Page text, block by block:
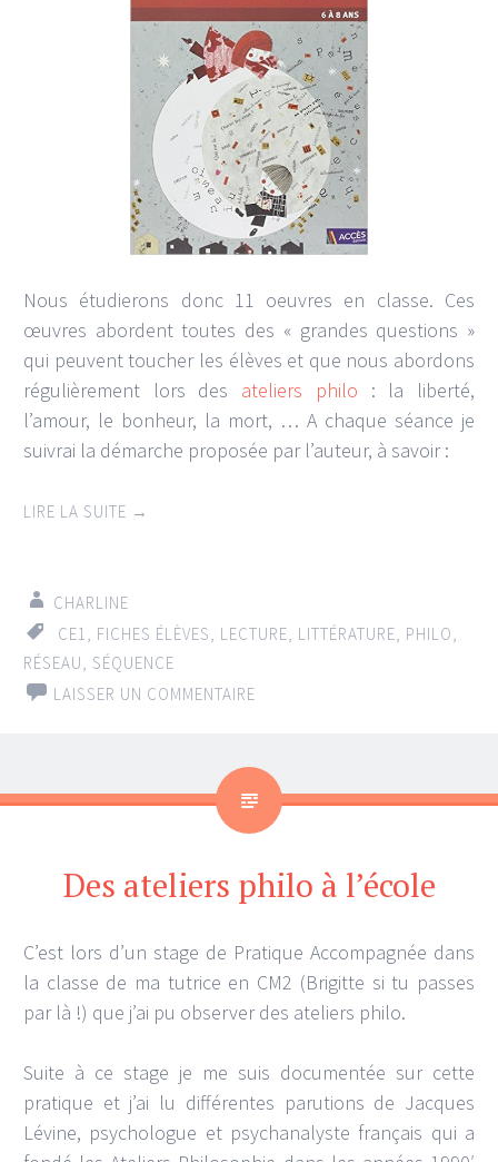
Nous étudierons donc 11 oeuvres en classe. Ces
œuvres abordent toutes des « grandes questions »
qui peuvent toucher les élèves et que nous abordons
régulièrement lors des ateliers philo : la liberté,
l’amour, le bonheur, la mort, … A chaque séance je
suivrai la démarche proposée par l’auteur, à savoir :
LIRE LA SUITE →
CHARLINE
CE1, FICHES ÉLÈVES, LECTURE, LITTÉRATURE, PHILO,
RÉSEAU, SÉQUENCE
LAISSER UN COMMENTAIRE
Des ateliers philo à l’école
C’est lors d’un stage de Pratique Accompagnée dans
la classe de ma tutrice en CM2 (Brigitte si tu passes
par là !) que j’ai pu observer des ateliers philo.
Suite à ce stage je me suis documentée sur cette
pratique et j’ai lu différentes parutions de Jacques
Lévine, psychologue et psychanalyste français qui a